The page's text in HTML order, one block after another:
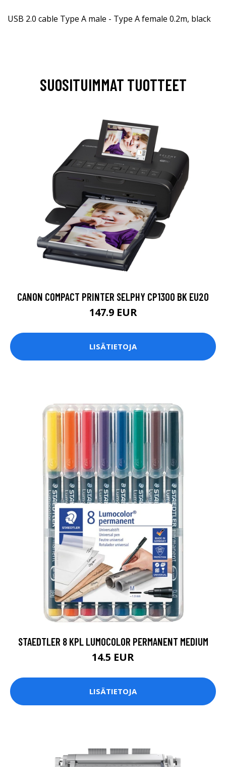
USB 2.0 cable Type A male - Type A female 0.2m, black
SUOSITUIMMAT TUOTTEET
CANON COMPACT PRINTER SELPHY CP1300 BK EU20
147.9 EUR
LISÄTIETOJA
STAEDTLER 8 KPL LUMOCOLOR PERMANENT MEDIUM
14.5 EUR
LISÄTIETOJA